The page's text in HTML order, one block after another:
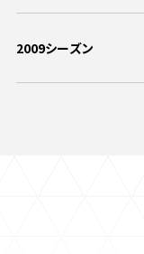
2009シーズン